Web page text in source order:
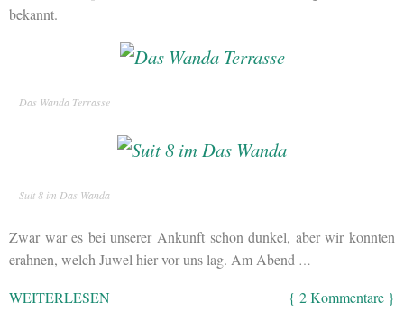
bekannt.
Das Wanda Terrasse
Suit 8 im Das Wanda
Zwar war es bei unserer Ankunft schon dunkel, aber wir konnten
erahnen, welch Juwel hier vor uns lag. Am Abend …
WEITERLESEN { 2 Kommentare }